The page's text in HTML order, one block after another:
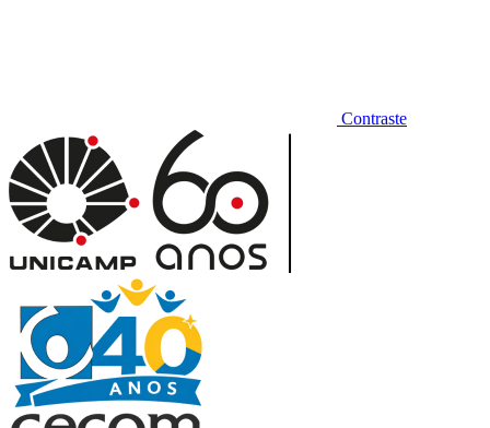
Contraste